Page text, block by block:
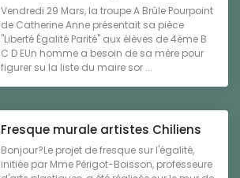
Vendredi 29 Mars, la troupe A Brûle Pourpoint
de Catherine Anne présentait sa pièce
"Liberté Égalité Parité" aux élèves de 4ème B
C D EUn homme a besoin de sa mère pour
figurer su la liste du maire sor ...
Fresque murale artistes Chiliens
Bonjour?Le projet de fresque sur l'égalité,
initiée par Mme Périgot-Boisson, professeure